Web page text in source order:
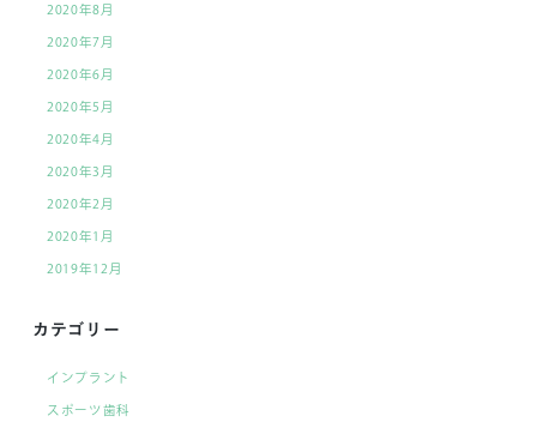
2020年8月
2020年7月
2020年6月
2020年5月
2020年4月
2020年3月
2020年2月
2020年1月
2019年12月
カテゴリー
インプラント
スポーツ歯科